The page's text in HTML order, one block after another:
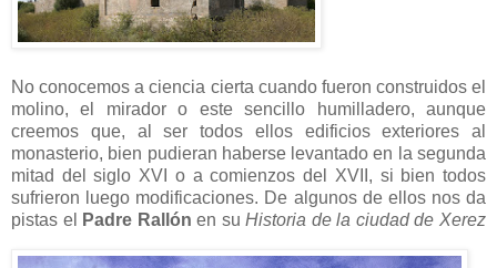
No conocemos a ciencia cierta cuando fueron construidos el
molino, el mirador o este sencillo humilladero, aunque
creemos que, al ser todos ellos edificios exteriores al
monasterio, bien pudieran haberse levantado en la segunda
mitad del siglo XVI o a comienzos del XVII, si bien todos
sufrieron luego modificaciones. De algunos de ellos nos da
pistas el
Padre Rallón en suHistoria de la ciudad de Xerez